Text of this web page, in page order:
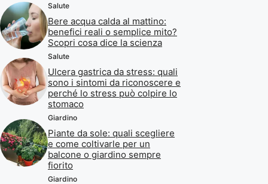
Salute
Bere acqua calda al mattino:
benefici reali o semplice mito?
Scopri cosa dice la scienza
Salute
Ulcera gastrica da stress: quali
sono i sintomi da riconoscere e
perché lo stress può colpire lo
stomaco
Giardino
Piante da sole: quali scegliere
e come coltivarle per un
balcone o giardino sempre
fiorito
Giardino